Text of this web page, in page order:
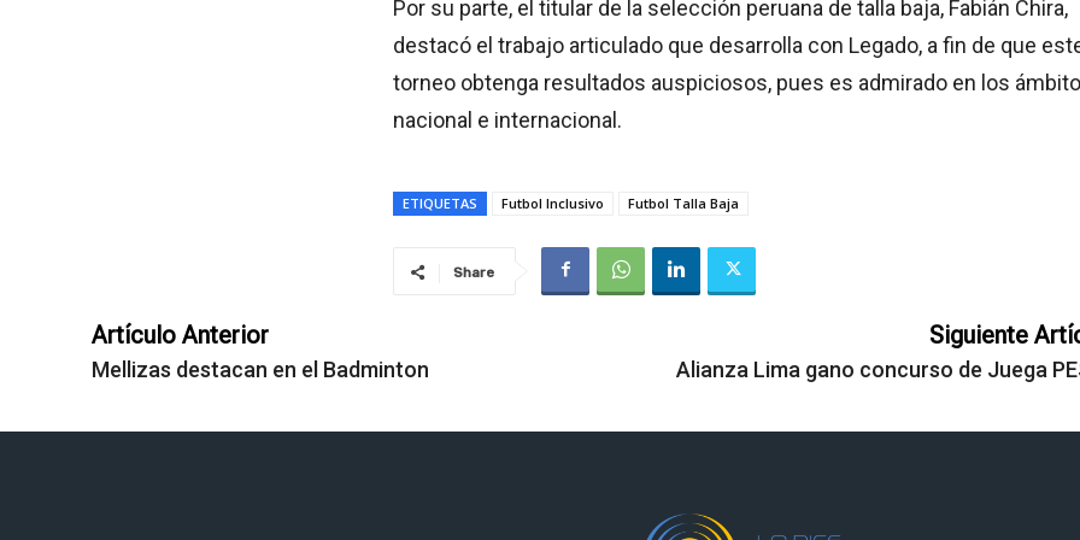
Por su parte, el titular de la selección peruana de talla baja, Fabián Chira,
destacó el trabajo articulado que desarrolla con Legado, a fin de que
torneo obtenga resultados auspiciosos, pues es admirado en los
nacional e internacional.
ETIQUETAS Futbol Inclusivo Futbol Talla Baja
Share
Artículo Anterior
Mellizas destacan en el Badminton
Siguiente
Alianza Lima gano concurso de Juega